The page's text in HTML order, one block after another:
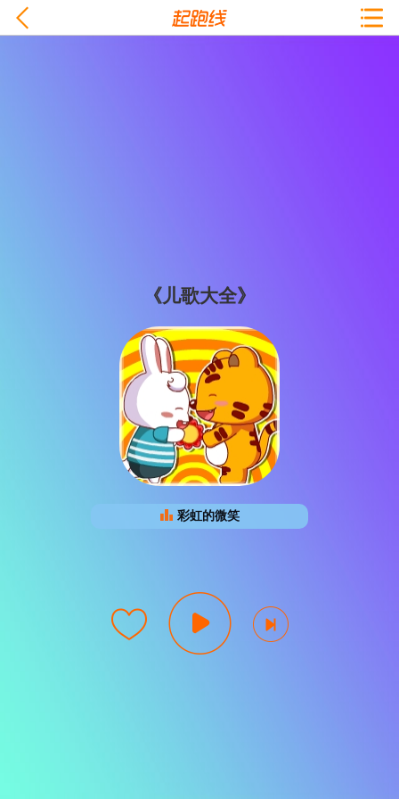
《儿歌大全》
彩虹的微笑